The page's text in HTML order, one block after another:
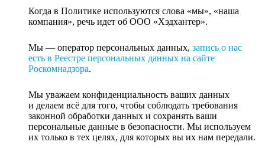
Когда в Политике используются слова «мы», «наша
компания», речь идет об ООО «Хэдхантер».
Мы — оператор персональных данных, запись о нас
есть в Реестре персональных данных на сайте
Роскомнадзора.
Мы уважаем конфиденциальность ваших данных
и делаем всё для того, чтобы соблюдать требования
законной обработки данных и сохранять ваши
персональные данные в безопасности. Мы используем
их только в тех целях, для которых вы их нам передали.